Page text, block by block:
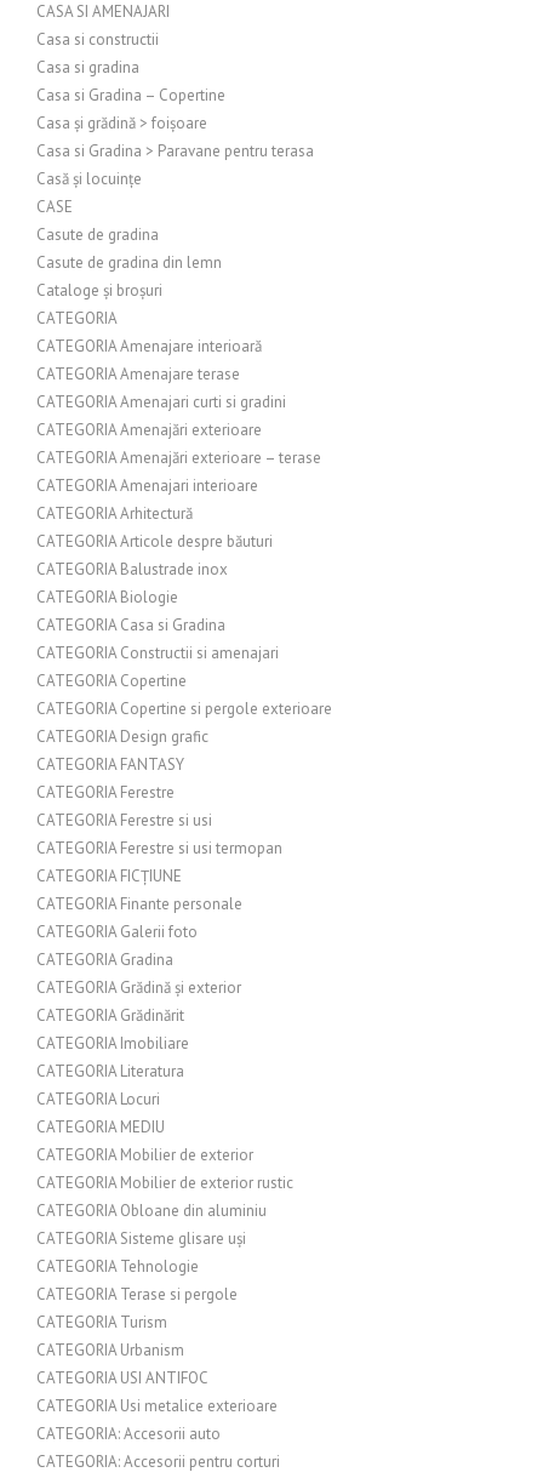
CASA SI AMENAJARI
Casa si constructii
Casa si gradina
Casa si Gradina – Copertine
Casa și grădină > foișoare
Casa si Gradina > Paravane pentru terasa
Casă și locuințe
CASE
Casute de gradina
Casute de gradina din lemn
Cataloge și broșuri
CATEGORIA
CATEGORIA Amenajare interioară
CATEGORIA Amenajare terase
CATEGORIA Amenajari curti si gradini
CATEGORIA Amenajări exterioare
CATEGORIA Amenajări exterioare – terase
CATEGORIA Amenajari interioare
CATEGORIA Arhitectură
CATEGORIA Articole despre băuturi
CATEGORIA Balustrade inox
CATEGORIA Biologie
CATEGORIA Casa si Gradina
CATEGORIA Constructii si amenajari
CATEGORIA Copertine
CATEGORIA Copertine si pergole exterioare
CATEGORIA Design grafic
CATEGORIA FANTASY
CATEGORIA Ferestre
CATEGORIA Ferestre si usi
CATEGORIA Ferestre si usi termopan
CATEGORIA FICȚIUNE
CATEGORIA Finante personale
CATEGORIA Galerii foto
CATEGORIA Gradina
CATEGORIA Grădină și exterior
CATEGORIA Grădinărit
CATEGORIA Imobiliare
CATEGORIA Literatura
CATEGORIA Locuri
CATEGORIA MEDIU
CATEGORIA Mobilier de exterior
CATEGORIA Mobilier de exterior rustic
CATEGORIA Obloane din aluminiu
CATEGORIA Sisteme glisare uși
CATEGORIA Tehnologie
CATEGORIA Terase si pergole
CATEGORIA Turism
CATEGORIA Urbanism
CATEGORIA USI ANTIFOC
CATEGORIA Usi metalice exterioare
CATEGORIA: Accesorii auto
CATEGORIA: Accesorii pentru corturi